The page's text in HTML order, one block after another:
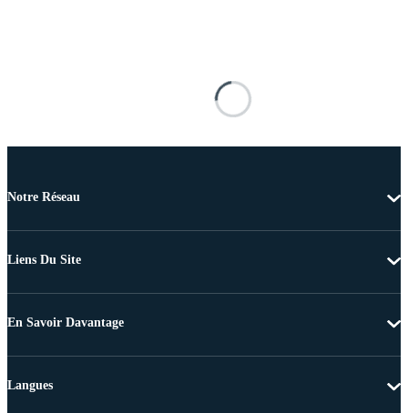
Notre Réseau
Liens Du Site
En Savoir Davantage
Langues